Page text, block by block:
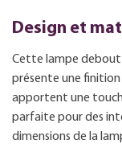
Design et
Cette lampe
présente une
apportent une
parfaite pour des
dimensions de la